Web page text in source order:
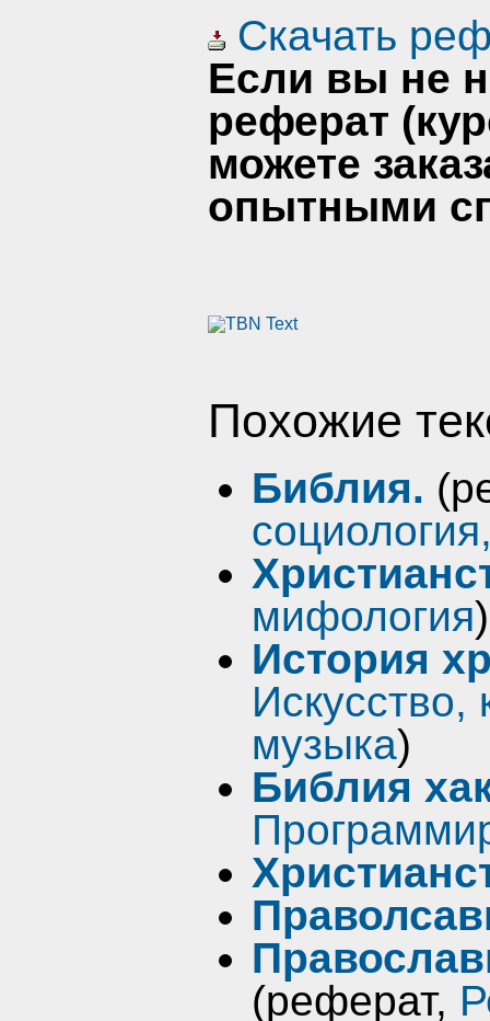
Скачать
Если вы не
реферат
можете
опытными
Похожие
Библия.
мифология)
История
Искусство,
музыка)
Библия
(реферат,